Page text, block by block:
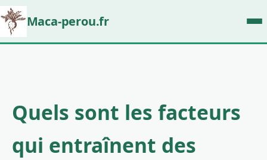
Maca-perou.fr
Quels sont les facteurs
qui entraînent des